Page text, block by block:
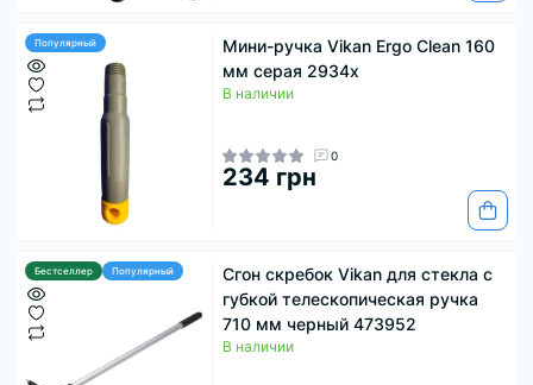
Популярный
Мини-ручка Vikan Ergo Clean 160
мм серая 2934х
В наличии
0
234 грн
Бестселлер Популярный
Сгон скребок Vikan для стекла с
губкой телескопическая ручка
710 мм черный 473952
В наличии